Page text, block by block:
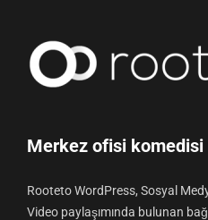
Merkez ofisi komedisi
Rooteto WordPress, Sosyal
Video paylaşımında bulunan